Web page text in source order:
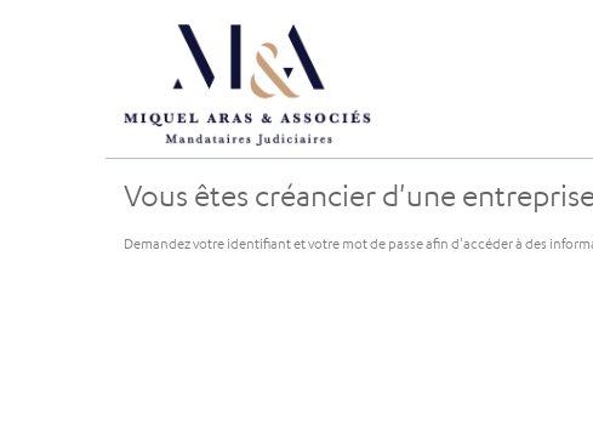
Vous êtes créancier d'une
Demandez votre identifiant et votre mot de passe afin d'accéder à des